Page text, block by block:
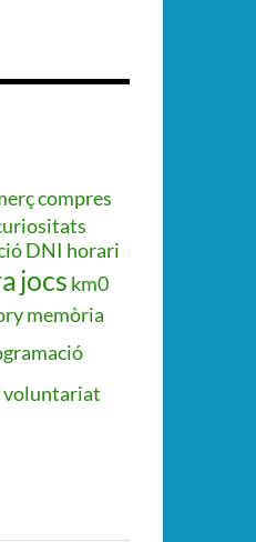
compres
DNI horari
jocs km0
memòria
voluntariat